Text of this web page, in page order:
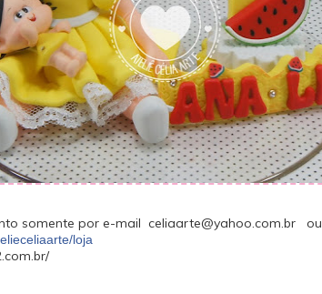
somente por e-mail celiaarte@yahoo.com.br ou
loja